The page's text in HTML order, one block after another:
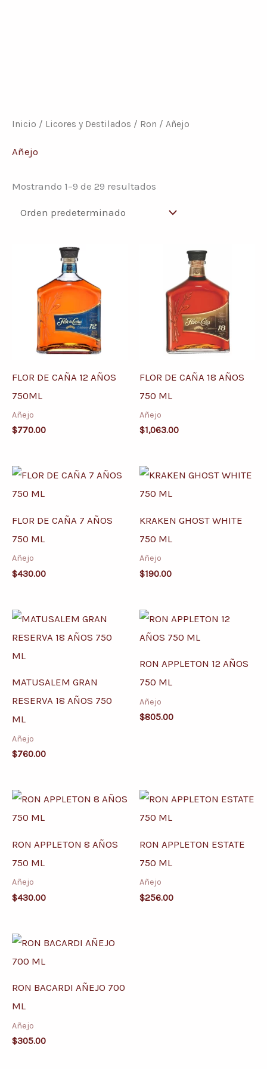
Inicio / Licores y Destilados / Ron / Añejo
Añejo
Mostrando 1–9 de 29 resultados
FLOR DE CAÑA 12 AÑOS
750ML
Añejo
$770.00
FLOR DE CAÑA 18 AÑOS
750 ML
Añejo
$1,063.00
FLOR DE CAÑA 7 AÑOS
750 ML
Añejo
$430.00
KRAKEN GHOST WHITE
750 ML
Añejo
$190.00
MATUSALEM GRAN
RESERVA 18 AÑOS 750
ML
Añejo
$760.00
RON APPLETON 12 AÑOS
750 ML
Añejo
$805.00
RON APPLETON 8 AÑOS
750 ML
Añejo
$430.00
RON APPLETON ESTATE
750 ML
Añejo
$256.00
RON BACARDI AÑEJO 700
ML
Añejo
$305.00